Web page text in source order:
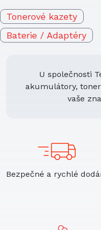
Tonerové kazety
Baterie / Adaptéry
U společnosti
akumulátory,
vaše
Bezpečné a rychlé